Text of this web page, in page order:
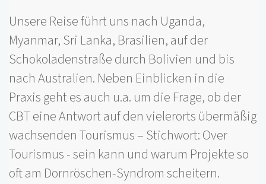
Unsere Reise führt uns nach Uganda,
Myanmar, Sri Lanka, Brasilien, auf der
Schokoladenstraße durch Bolivien und bis
nachAustralien. Neben Einblicken in die
Praxis geht es auch u.a. um die Frage, ob der
CBT eine Antwort auf den vielerorts übermäßig
wachsenden Tourismus – Stichwort: Over
Tourismus - sein kann und warum Projekte so
oft am Dornröschen-Syndrom scheitern.